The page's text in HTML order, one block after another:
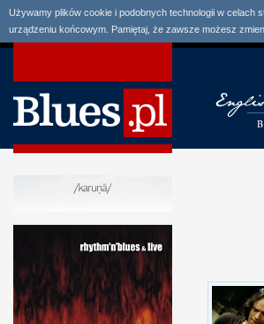
Używamy plików cookie i podobnych technologii w celach
urządzeniu końcowym. Pamiętaj, że zawsze możesz